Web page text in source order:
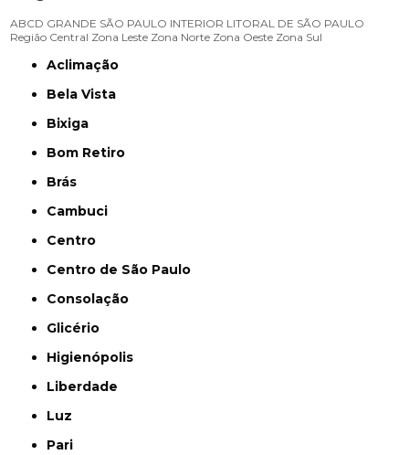
ABCD GRANDE SÃO PAULO INTERIOR LITORAL DE SÃO PAULO
Região Central Zona Leste Zona Norte Zona Oeste Zona Sul
Aclimação
Bela Vista
Bixiga
Bom Retiro
Brás
Cambuci
Centro
Centro de São Paulo
Consolação
Glicério
Higienópolis
Liberdade
Luz
Pari